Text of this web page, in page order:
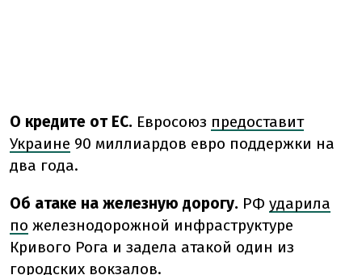
О кредите от ЕС. Евросоюз предоставит
Украине 90 миллиардов евро поддержки на
два года.
Об атаке на железную дорогу. РФ ударила
по железнодорожной инфраструктуре
Кривого Рога и задела атакой один из
городских вокзалов.